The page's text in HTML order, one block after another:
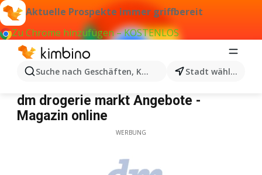
Aktuelle Prospekte immer griffbereit
Zu Chrome hinzufügen – KOSTENLOS
Suche nach Geschäften, Kategorien, Produkten...
Stadt wählen
dm drogerie markt
dm drogerie markt Angebote -
Magazin online
WERBUNG